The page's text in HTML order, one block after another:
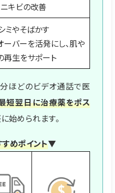
ニキビの改善
ミやそばかす
ーバーを活発にし、肌や
再生をサポート
ほどのビデオ通話で医
短翌日に治療薬をポス
始められます。
めポイント▼